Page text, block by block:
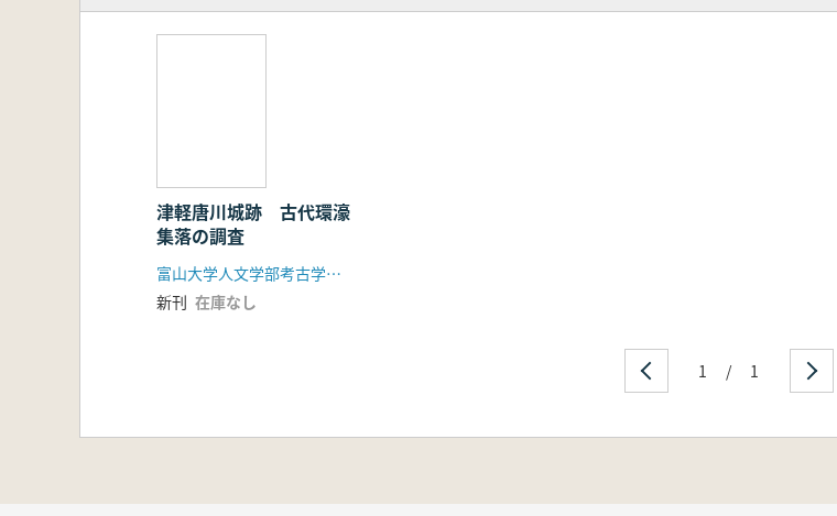
津軽唐川城跡 古代環濠
集落の調査
富山大学人文学部考古学研究室
新刊 在庫なし
1 / 1